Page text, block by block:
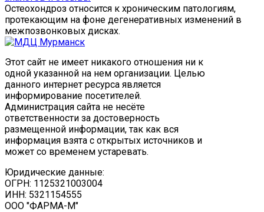
Остеохондроз относится к хроническим патологиям,
протекающим на фоне дегенеративных изменений в
межпозвонковых дисках.
Этот сайт не имеет никакого отношения ни к
одной указанной на нем организации. Целью
данного интернет ресурса является
информирование посетителей.
Администрация сайта не несёте
ответственности за достоверность
размещенной информации, так как вся
информация взята с открытых источников и
может со временем устаревать.
Юридические данные:
ОГРН: 1125321003004
ИНН: 5321154555
ООО "ФАРМА-М"